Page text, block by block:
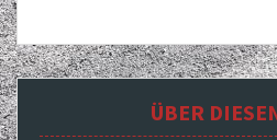
ÜBER